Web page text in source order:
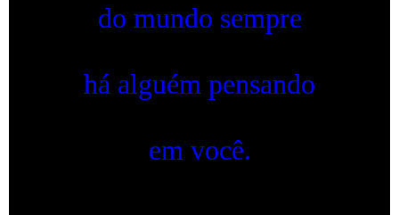
do mundo sempre
há alguém pensando
em você.